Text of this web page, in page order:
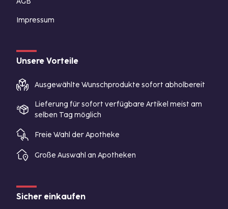
Impressum
Unsere Vorteile
Ausgewählte Wunschprodukte sofort abholbereit
Lieferung für sofort verfügbare Artikel meist am
selben Tag möglich
Freie Wahl der Apotheke
Große Auswahl an Apotheken
Sicher einkaufen